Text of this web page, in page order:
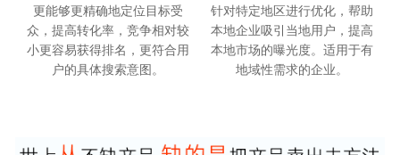
更能够更精确地定位目标受
众，提高转化率，竞争相对较
小更容易获得排名，更符合用
户的具体搜索意图。
针对特定地区进行优化，帮助
本地企业吸引当地用户，提高
本地市场的曝光度。适用于有
地域性需求的企业。